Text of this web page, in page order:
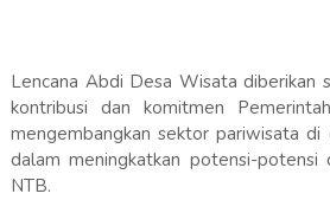
Lencana Abdi Desa Wisata diberikan
kontribusi dan komitmen
mengembangkan sektor pariwisata di
dalam meningkatkan potensi-
NTB.